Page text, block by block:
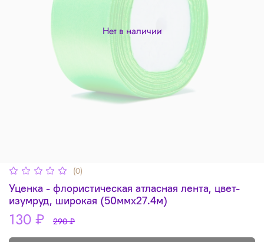
Нет в наличии
(0)
Уценка - флористическая атласная лента, цвет-
изумруд, широкая (50ммх27.4м)
130 ₽ 290 ₽